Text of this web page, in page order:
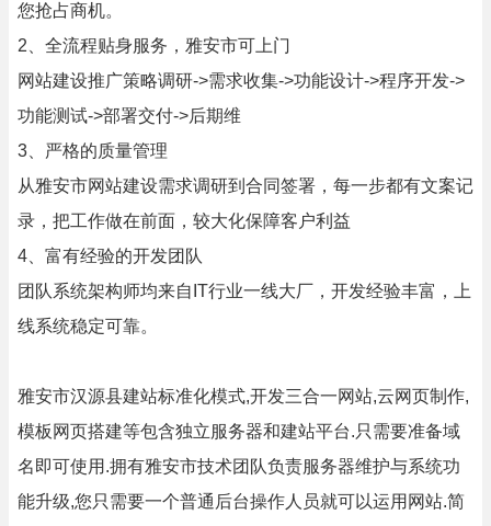
您抢占商机。
2、全流程贴身服务，雅安市可上门
网站建设推广策略调研->需求收集->功能设计->程序开发->
功能测试->部署交付->后期维
3、严格的质量管理
从雅安市网站建设需求调研到合同签署，每一步都有文案记
录，把工作做在前面，较大化保障客户利益
4、富有经验的开发团队
团队系统架构师均来自IT行业一线大厂，开发经验丰富，上
线系统稳定可靠。
雅安市汉源县建站标准化模式,开发三合一网站,云网页制作,
模板网页搭建等包含独立服务器和建站平台.只需要准备域
名即可使用.拥有雅安市技术团队负责服务器维护与系统功
能升级,您只需要一个普通后台操作人员就可以运用网站.简